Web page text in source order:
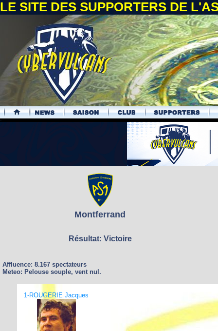
LE SITE DES SUPPORTERS DE
.
Montferrand
Résultat: Victoire
Affluence: 8.167 spectateurs
Meteo: Pelouse souple, vent nul.
1-ROUGERIE Jacques